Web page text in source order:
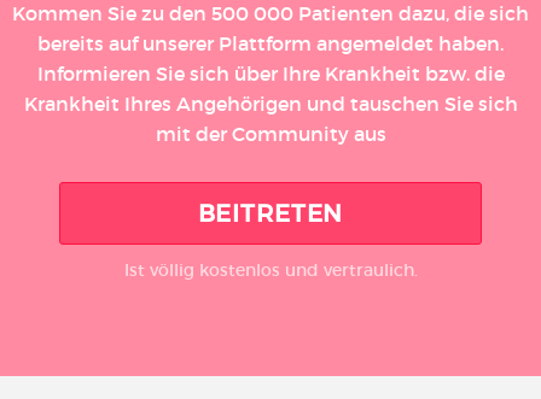
Kommen Sie zu den 500 000 Patienten dazu, die sich
bereits auf unserer Plattform angemeldet haben.
Informieren Sie sich über Ihre Krankheit bzw. die
Krankheit Ihres Angehörigen und tauschen Sie sich
mit der Community aus
BEITRETEN
Ist völlig kostenlos und vertraulich.